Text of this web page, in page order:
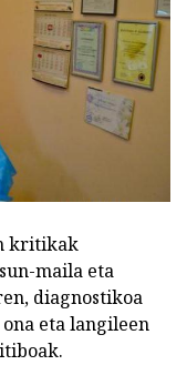
kritikak
maila eta
diagnostikoa
eta langileen